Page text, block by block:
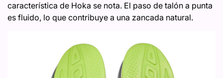
característica de Hoka se nota. El paso de talón a punta
es fluido, lo que contribuye a una zancada natural.